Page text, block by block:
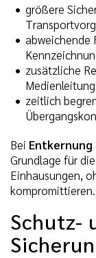
größere
abweichende
zusätzliche
zeitlich
Bei Entkernung
Grundlage für
Einhausungen,
kompromittieren.
Schutz-